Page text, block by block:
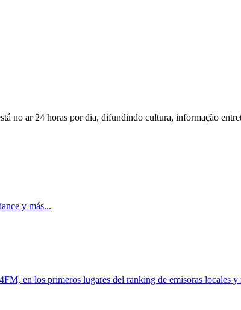
no ar 24 horas por dia, difundindo cultura, informação
y más...
en los primeros lugares del ranking de emisoras locales